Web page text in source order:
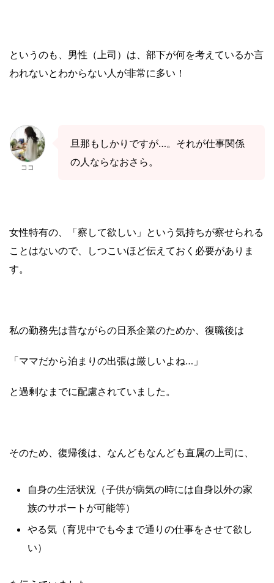
というのも、男性（上司）は、部下が何を考えているか言
われないとわからない人が非常に多い！
ココ
旦那もしかりですが…。それが仕事関係
の人ならなおさら。
女性特有の、「察して欲しい」という気持ちが察せられる
ことはないので、しつこいほど伝えておく必要がありま
す。
私の勤務先は昔ながらの日系企業のためか、復職後は
「ママだから泊まりの出張は厳しいよね…」
と過剰なまでに配慮されていました。
そのため、復帰後は、なんどもなんども直属の上司に、
自身の生活状況（子供が病気の時には自身以外の家
族のサポートが可能等）
やる気（育児中でも今まで通りの仕事をさせて欲し
い）